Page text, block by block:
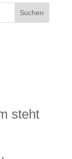
Suchen
steht